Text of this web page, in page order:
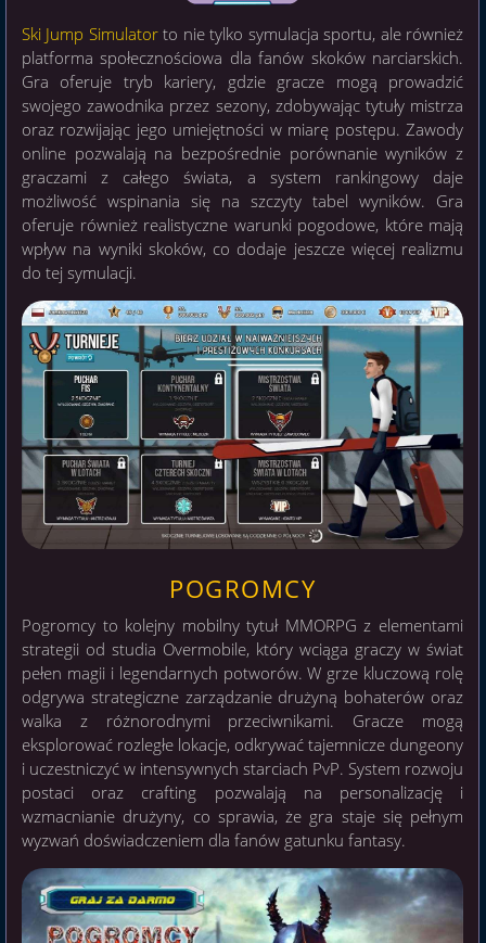
Ski Jump Simulatorto nie tylko symulacja sportu, ale również
platforma społecznościowa dla fanów skoków narciarskich.
Gra oferuje tryb kariery, gdzie gracze mogą prowadzić
swojego zawodnika przez sezony, zdobywając tytuły mistrza
oraz rozwijając jego umiejętności w miarę postępu. Zawody
online pozwalają na bezpośrednie porównanie wyników z
graczami z całego świata, a system rankingowy daje
możliwość wspinania się na szczyty tabel wyników. Gra
oferuje również realistyczne warunki pogodowe, które mają
wpływ na wyniki skoków, co dodaje jeszcze więcej realizmu
do tej symulacji.
POGROMCY
Pogromcy to kolejny mobilny tytuł MMORPG z elementami
strategii od studia Overmobile, który wciąga graczy w świat
pełen magii i legendarnych potworów. W grze kluczową rolę
odgrywa strategiczne zarządzanie drużyną bohaterów oraz
walka z różnorodnymi przeciwnikami. Gracze mogą
eksplorować rozległe lokacje, odkrywać tajemnicze dungeony
i uczestniczyć w intensywnych starciach PvP. System rozwoju
postaci oraz crafting pozwalają na personalizację i
wzmacnianie drużyny, co sprawia, że gra staje się pełnym
wyzwań doświadczeniem dla fanów gatunku fantasy.